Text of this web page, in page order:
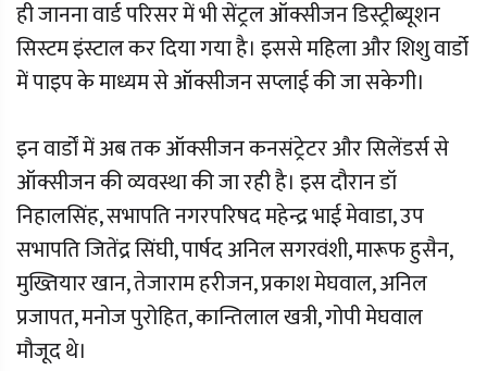
ही जानना वार्ड परिसर में भी सेंट्रल ऑक्सीजन डिस्ट्रीब्यूशन
सिस्टम इंस्टाल कर दिया गया है। इससे महिला और शिशु वार्डो
में पाइप के माध्यम से ऑक्सीजन सप्लाई की जा सकेगी।
इन वार्डों में अब तक ऑक्सीजन कनसंट्रेटर और सिलेंडर्स से
ऑक्सीजन की व्यवस्था की जा रही है। इस दौरान डॉ
निहालसिंह, सभापति नगरपरिषद महेन्द्र भाई मेवाडा, उप
सभापति जितेंद्र सिंघी, पार्षद अनिल सगरवंशी, मारूफ हुसैन,
मुख्तियार खान, तेजाराम हरीजन, प्रकाश मेघवाल, अनिल
प्रजापत, मनोज पुरोहित, कान्तिलाल खत्री, गोपी मेघवाल
मौजूद थे।